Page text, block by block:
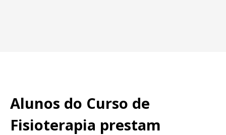
Alunos do Curso de
Fisioterapia prestam